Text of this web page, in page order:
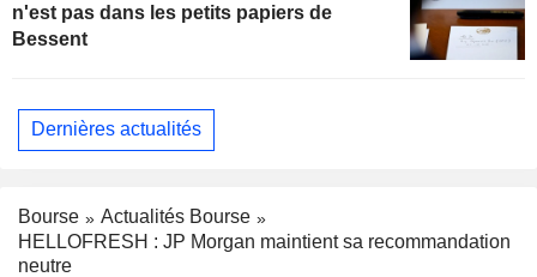
n'est pas dans les petits papiers de
Bessent
Dernières actualités
Bourse
Actualités Bourse
HELLOFRESH : JP Morgan maintient sa recommandation
neutre